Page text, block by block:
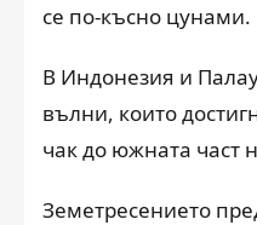
се по-късно цунами.
В Индонезия и
вълни, които
чак до южната част
Земетресението